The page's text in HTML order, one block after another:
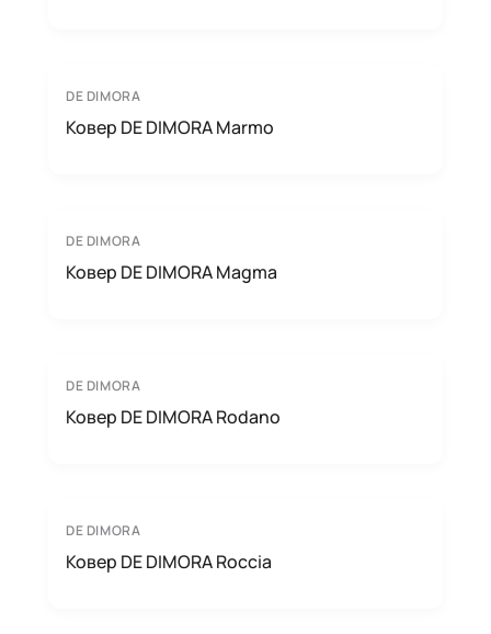
DE DIMORA
Ковер DE DIMORA Marmo
DE DIMORA
Ковер DE DIMORA Magma
DE DIMORA
Ковер DE DIMORA Rodano
DE DIMORA
Ковер DE DIMORA Roccia